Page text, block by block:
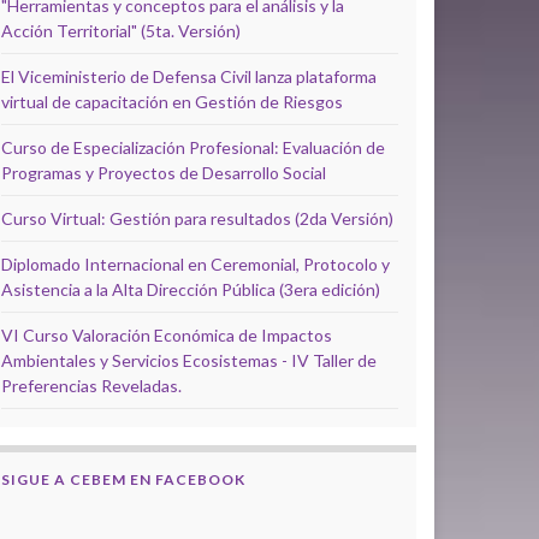
"Herramientas y conceptos para el análisis y la
Acción Territorial" (5ta. Versión)
El Viceministerio de Defensa Civil lanza plataforma
virtual de capacitación en Gestión de Riesgos
Curso de Especialización Profesional: Evaluación de
Programas y Proyectos de Desarrollo Social
Curso Virtual: Gestión para resultados (2da Versión)
Diplomado Internacional en Ceremonial, Protocolo y
Asistencia a la Alta Dirección Pública (3era edición)
VI Curso Valoración Económica de Impactos
Ambientales y Servicios Ecosistemas - IV Taller de
Preferencias Reveladas.
SIGUE A CEBEM EN FACEBOOK